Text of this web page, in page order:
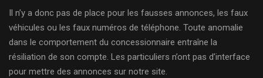
Il n’y a donc pas de place pour les fausses annonces, les faux
véhicules ou les faux numéros de téléphone. Toute anomalie
dans le comportement du concessionnaire entraîne la
résiliation de son compte. Les particuliers n’ont pas d’interface
pour mettre des annonces sur notre site.